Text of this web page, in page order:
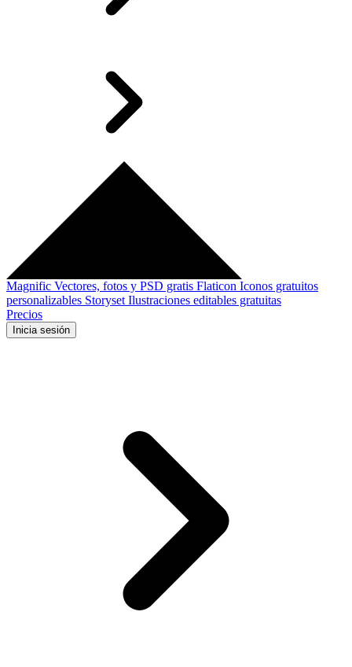
Magnific Vectores, fotos y PSD gratis Flaticon Iconos gratuitos
personalizables Storyset Ilustraciones editables gratuitas
Precios
Inicia sesión